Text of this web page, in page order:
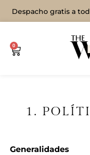
Despacho gratis a
0
1.
Generalidades